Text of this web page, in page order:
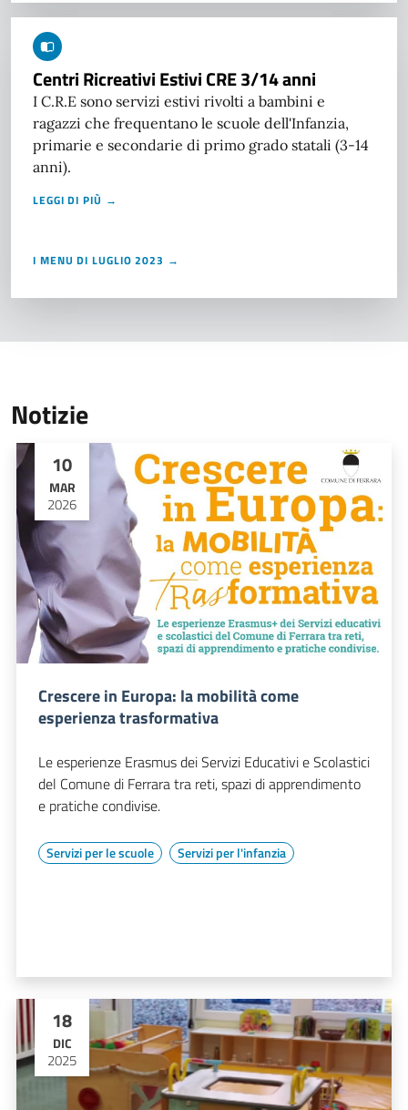
Centri Ricreativi Estivi CRE 3/14 anni
I C.R.E sono servizi estivi rivolti a bambini e
ragazzi che frequentano le scuole dell'Infanzia,
primarie e secondarie di primo grado statali (3-14
anni).
LEGGI DI PIÙ →
I MENU DI LUGLIO 2023 →
Notizie
10
MAR
2026
Crescere in Europa: la mobilità come
esperienza trasformativa
Le esperienze Erasmus dei Servizi Educativi e Scolastici
del Comune di Ferrara tra reti, spazi di apprendimento
e pratiche condivise.
Servizi per le scuole Servizi per l'infanzia
18
DIC
2025